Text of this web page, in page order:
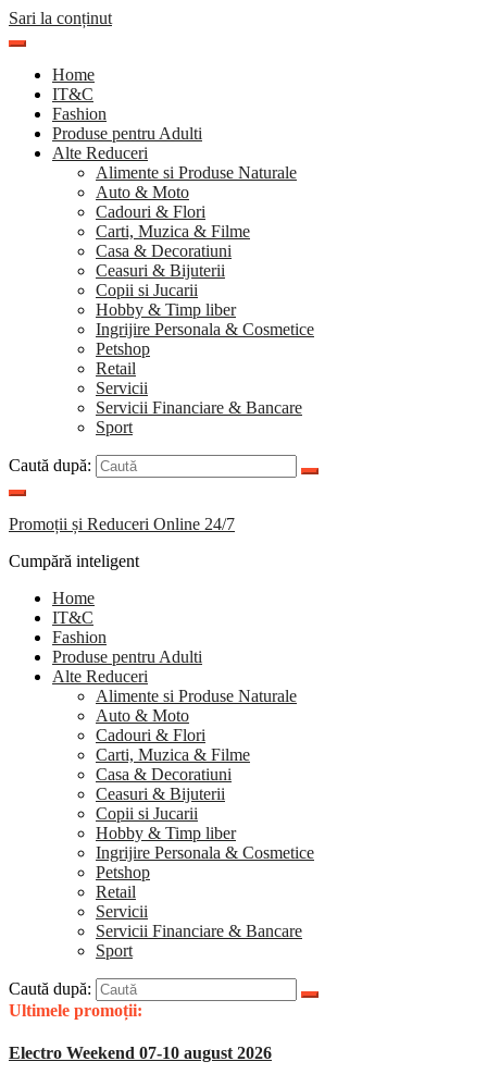
Sari la conținut
Home
IT&C
Fashion
Produse pentru Adulti
Alte Reduceri
Alimente si Produse Naturale
Auto & Moto
Cadouri & Flori
Carti, Muzica & Filme
Casa & Decoratiuni
Ceasuri & Bijuterii
Copii si Jucarii
Hobby & Timp liber
Ingrijire Personala & Cosmetice
Petshop
Retail
Servicii
Servicii Financiare & Bancare
Sport
Caută după:
Promoții și Reduceri Online 24/7
Cumpără inteligent
Home
IT&C
Fashion
Produse pentru Adulti
Alte Reduceri
Alimente si Produse Naturale
Auto & Moto
Cadouri & Flori
Carti, Muzica & Filme
Casa & Decoratiuni
Ceasuri & Bijuterii
Copii si Jucarii
Hobby & Timp liber
Ingrijire Personala & Cosmetice
Petshop
Retail
Servicii
Servicii Financiare & Bancare
Sport
Caută după:
Ultimele promoții:
Electro Weekend 07-10 august 2026